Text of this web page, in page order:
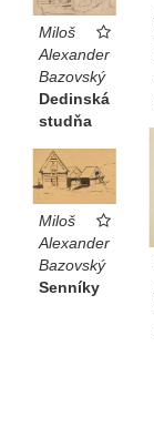
Miloš
Alexander
Bazovský
Dedinská
studňa
Miloš
Alexander
Bazovský
Senníky